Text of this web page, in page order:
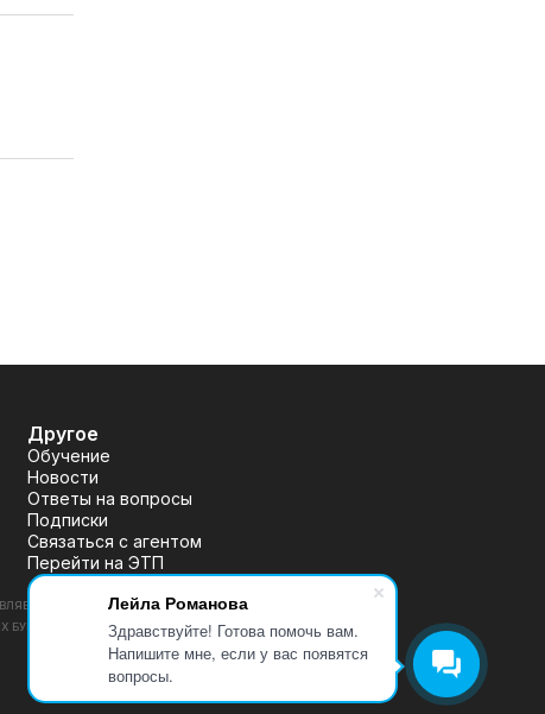
Лейла Романова
Здравствуйте! Готова помочь вам.
Напишите мне, если у вас появятся
вопросы.
Другое
Обучение
Новости
Ответы на вопросы
Подписки
Связаться с агентом
Перейти на ЭТП
ПУБЛИЧНОЙ ОФЕРТОЙ, ОПРЕДЕЛЯЕМОЙ ПОЛОЖЕНИЯМИ
(УТВ. БАНКОМ РОССИИ 30.12.2014 N 454-П), РАЗМЕЩЕНА